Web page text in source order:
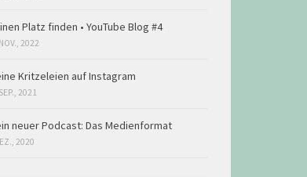
Platz finden • YouTube Blog #4
2022
Kritzeleien auf Instagram
2021
neuer Podcast: Das Medienformat
2020